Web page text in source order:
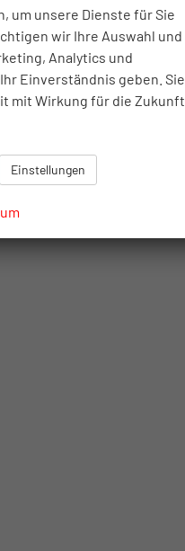
um unsere Dienste für Sie
wir Ihre Auswahl und
Analytics und
Einverständnis geben. Sie
mit Wirkung für die Zukunft
Einstellungen